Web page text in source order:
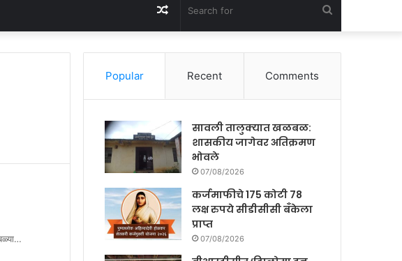
for
Random
Article
Popular Recent Comments
सावली तालुक्यात खळबळ:
शासकीय जागेवर अतिक्रमण
भोवले
07/08/2026
कर्जमाफीचे 175 कोटी 78
लक्ष रुपये सीडीसीसी बँकेला
प्राप्त
07/08/2026